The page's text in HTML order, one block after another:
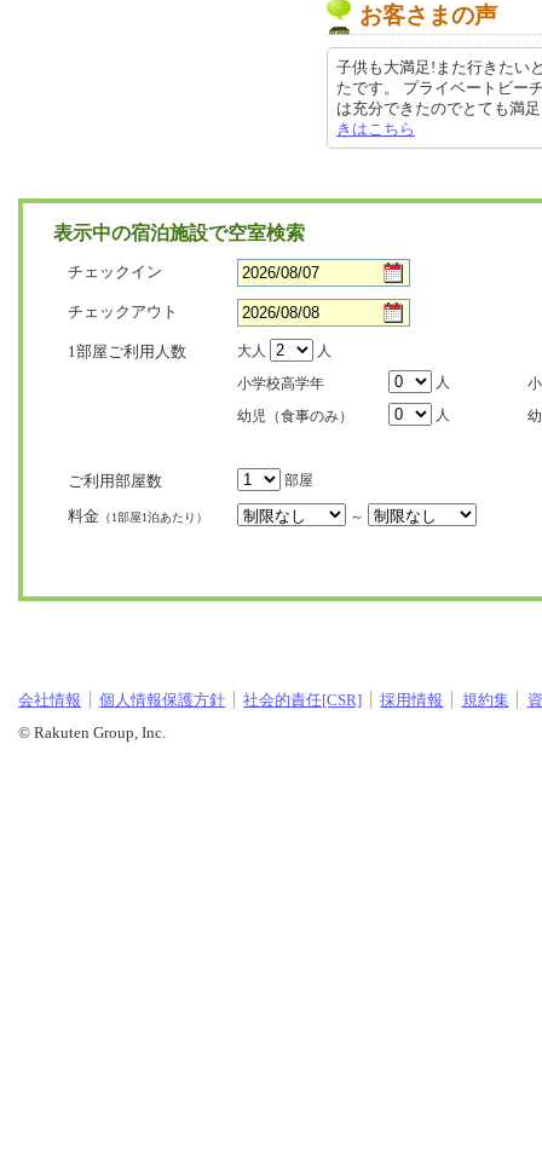
お客さまの声
子供も大満足!また行きたい
たです。 プライベートビー
は充分できたのでとても満
きはこちら
表示中の宿泊施設で空室検索
チェックイン
チェックアウト
1部屋ご利用人数 大人
人
小学校高学年
人
幼児（食事のみ）
人
ご利用部屋数 部屋
料金 （1部屋1泊あたり） ～
会社情報 個人情報保護方針 社会的責任[CSR] 採用情報 規約集
© Rakuten Group, Inc.